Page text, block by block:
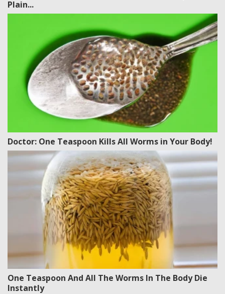
Plain...
Doctor: One Teaspoon Kills All Worms in Your Body!
One Teaspoon And All The Worms In The Body Die
Instantly